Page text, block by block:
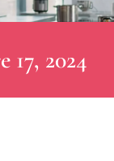
17, 2024